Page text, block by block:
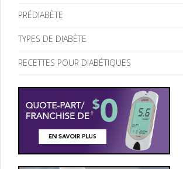
PRÉDIABÈTE
TYPES DE DIABÈTE
RECETTES POUR DIABÉTIQUES